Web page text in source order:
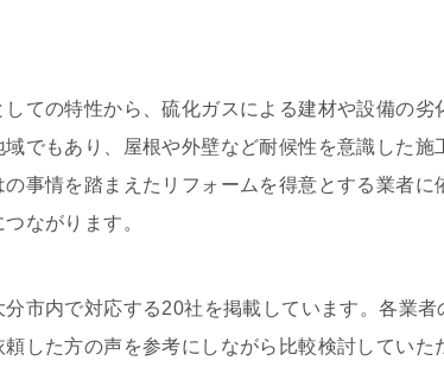
しての特性から、硫化ガスによる建材や設備の
でもあり、屋根や外壁など耐候性を意識した施
の事情を踏まえたリフォームを得意とする業者
ながります。
市内で対応する20社を掲載しています。各業
頼した方の声を参考にしながら比較検討してい